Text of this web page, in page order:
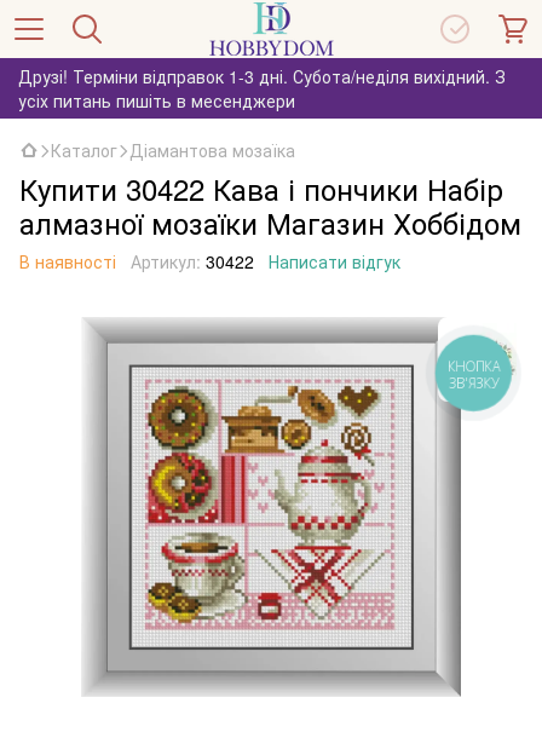
Друзі! Терміни відправок 1-3 дні. Субота/неділя вихідний. З
усіх питань пишіть в месенджери
Каталог Діамантова мозаїка
Купити 30422 Кава і пончики Набір
алмазної мозаїки Магазин Хоббідом
В наявності Артикул: 30422 Написати відгук
КНОПКА
ЗВ'ЯЗКУ